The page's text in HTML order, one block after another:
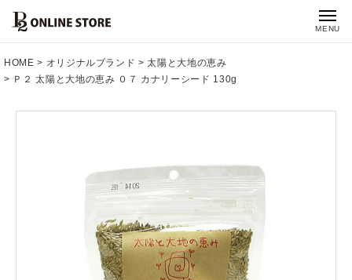
MENU
HOME オリジナルブランド
太陽と大地の恵み
Ｐ２ 太陽と大地の恵み ０７ カナリーシード 130g